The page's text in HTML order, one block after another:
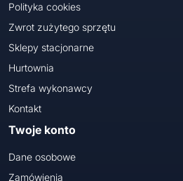
Polityka cookies
Zwrot zużytego sprzętu
Sklepy stacjonarne
Hurtownia
Strefa wykonawcy
Kontakt
Twoje konto
Dane osobowe
Zamówienia